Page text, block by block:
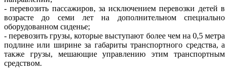
- перевозить пассажиров, за исключением перевозки детей в
возрасте до семи лет на дополнительном специально
оборудованном сиденье;
- перевозить грузы, которые выступают более чем на 0,5 метра
подлине или ширине за габариты транспортного средства, а
также грузы, мешающие управлению этим транспортным
средством.